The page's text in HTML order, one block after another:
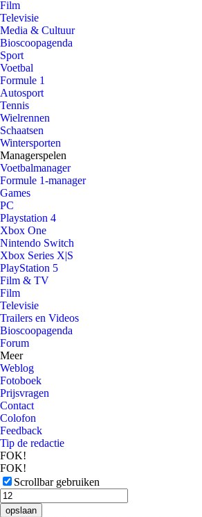
Film
Televisie
Media & Cultuur
Bioscoopagenda
Sport
Voetbal
Formule 1
Autosport
Tennis
Wielrennen
Schaatsen
Wintersporten
Managerspelen
Voetbalmanager
Formule 1-manager
Games
PC
Playstation 4
Xbox One
Nintendo Switch
Xbox Series X|S
PlayStation 5
Film & TV
Film
Televisie
Trailers en Videos
Bioscoopagenda
Forum
Meer
Weblog
Fotoboek
Prijsvragen
Contact
Colofon
Feedback
Tip de redactie
FOK!
FOK!
Scrollbar gebruiken
opslaan